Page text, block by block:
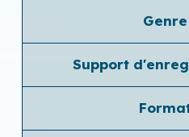
Genre
Support